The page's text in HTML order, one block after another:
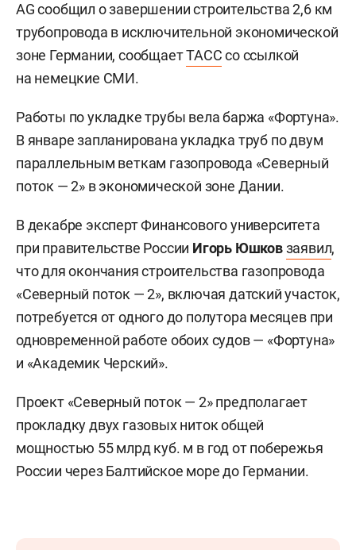
AG сообщил о завершении строительства 2,6 км
трубопровода в исключительной экономической
зоне Германии, сообщаетТАССсо ссылкой
на немецкие СМИ.
Работы по укладке трубы вела баржа «Фортуна».
В январе запланирована укладка труб по двум
параллельным веткам газопровода «Северный
поток — 2» в экономической зоне Дании.
В декабре эксперт Финансового университета
при правительстве России Игорь Юшковзаявил,
что для окончания строительства газопровода
«Северный поток — 2», включая датский участок,
потребуется от одного до полутора месяцев при
одновременной работе обоих судов — «Фортуна»
и «Академик Черский».
Проект «Северный поток — 2» предполагает
прокладку двух газовых ниток общей
мощностью 55 млрд куб. м в год от побережья
России через Балтийское море до Германии.